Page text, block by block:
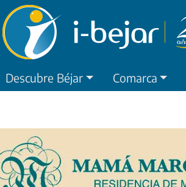
Descubre Béjar Comarca